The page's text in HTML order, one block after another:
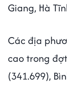
Giang, Hà
Các địa
cao trong
(341.699),